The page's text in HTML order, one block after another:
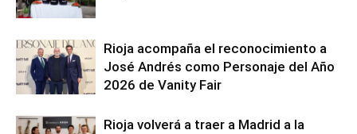
Rioja acompaña el reconocimiento a
José Andrés como Personaje del Año
2026 de Vanity Fair
Rioja volverá a traer a Madrid a la